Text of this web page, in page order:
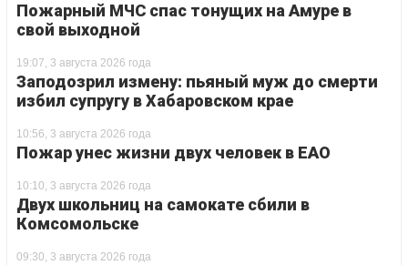
Пожарный МЧС спас тонущих на Амуре в
свой выходной
19:07, 3 августа 2026 года
Заподозрил измену: пьяный муж до смерти
избил супругу в Хабаровском крае
10:56, 3 августа 2026 года
Пожар унес жизни двух человек в ЕАО
10:10, 3 августа 2026 года
Двух школьниц на самокате сбили в
Комсомольске
09:30, 3 августа 2026 года